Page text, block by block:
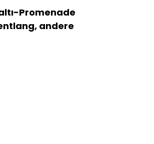
Promenade
andere